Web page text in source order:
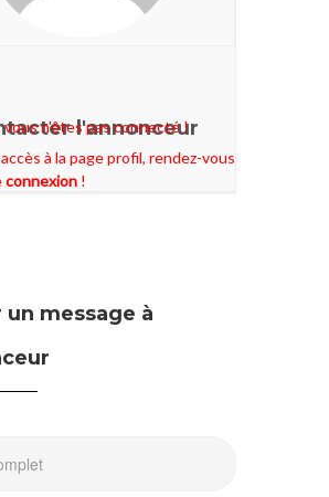
l'annonceur
n'êtes pas connecté !
à la page profil, rendez-vous
connexion !
un message à